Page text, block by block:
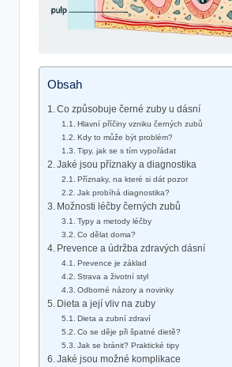
Obsah
Co způsobuje černé zuby u dásní
Hlavní příčiny vzniku černých zubů
Kdy to může být problém?
Tipy, jak se s tím vypořádat
Jaké jsou příznaky a diagnostika
Příznaky, na které si dát pozor
Jak probíhá diagnostika?
Možnosti léčby černých zubů
Typy a metody léčby
Co dělat doma?
Prevence a údržba zdravých dásní
Prevence je základ
Strava a životní styl
Odborné názory a novinky
Dieta a její vliv na zuby
Dieta a zubní zdraví
Co se děje při špatné dietě?
Jak se bránit? Praktické tipy
Jaké jsou možné komplikace